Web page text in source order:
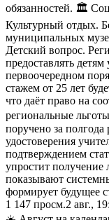
обязанностей. 🏛
Культурный отдых.
муниципальных
Детский вопрос.
предоставлять детям
первоочередном
стажем от 25 лет
что даёт право на
региональные
поручено за полгода
удостоверения
подтверждением
упростит получение
показывают
формирует будущее
1 147 просм.2 авг.,